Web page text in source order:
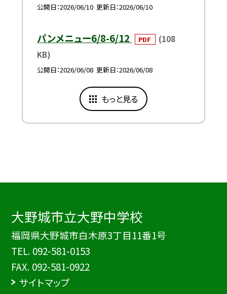
公開日 2026/06/10 更新日 2026/06/10
パンメニュー6/8-6/12 PDF
(108
KB)
公開日 2026/06/08 更新日 2026/06/08
もっと見る
大野城市立大野中学校
福岡県大野城市白木原3丁目11番1号
TEL. 092-581-0153
FAX. 092-581-0922
サイトマップ